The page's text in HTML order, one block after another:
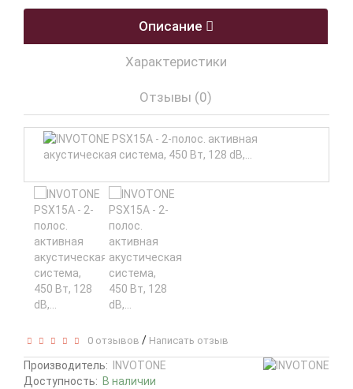
Описание
Характеристики
Отзывы (0)
0 отзывов / Написать отзыв
Производитель:
INVOTONE
Доступность: В наличии